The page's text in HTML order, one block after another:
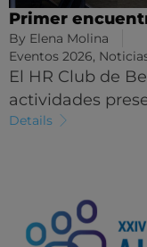
Primer
By Elena Molina
Eventos 2026,
El HR Club de
actividades
Details